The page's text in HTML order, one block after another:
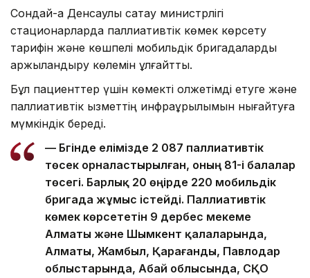
Сондай-ақ Денсаулық сақтау министрлігі
стационарларда паллиативтік көмек көрсету
тарифін және көшпелі мобильдік бригадаларды
қаржыландыру көлемін ұлғайтты.
Бұл пациенттер үшін көмекті қолжетімді етуге және
паллиативтік қызметтің инфрақұрылымын нығайтуға
мүмкіндік береді.
— Бүгінде елімізде 2 087 паллиативтік
төсек орналастырылған, оның 81-і балалар
төсегі. Барлық 20 өңірде 220 мобильдік
бригада жұмыс істейді. Паллиативтік
көмек көрсететін 9 дербес мекеме
Алматы және Шымкент қалаларында,
Алматы, Жамбыл, Қарағанды, Павлодар
облыстарында, Абай облысында, СҚО